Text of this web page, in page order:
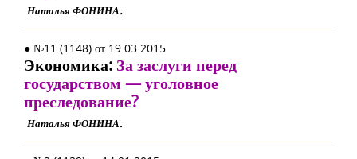
Наталья ФОНИНА.
● №11 (1148) от 19.03.2015
Экономика: За заслуги перед
государством — уголовное
преследование?
Наталья ФОНИНА.